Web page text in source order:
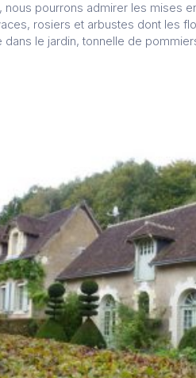
nous pourrons admirer les mises
rosiers et arbustes dont les
dans le jardin, tonnelle de